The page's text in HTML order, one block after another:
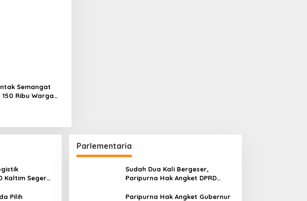
Semangat
Ribu Warga
Kaltim Segera
Pilih
Parlementaria
Sudah Dua Kali Bergeser,
Paripurna Hak Angket DPRD
Paripurna Hak Angket Gubernur